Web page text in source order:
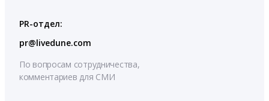
PR-отдел:
pr@livedune.com
По вопросам сотрудничества,
комментариев для СМИ